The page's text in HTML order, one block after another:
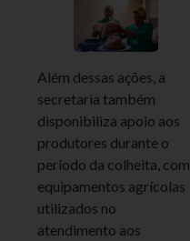
Além dessas ações, a
secretaria também
disponibiliza apoio aos
produtores durante o
período da colheita, com
equipamentos agrícolas
utilizados no
atendimento aos